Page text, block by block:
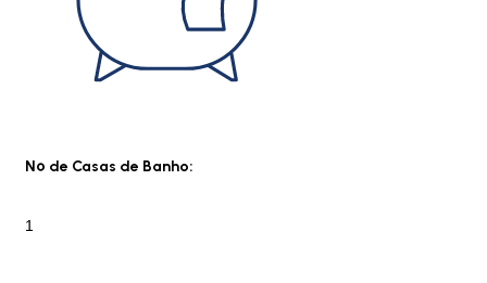
Nº de Casas de Banho:
1